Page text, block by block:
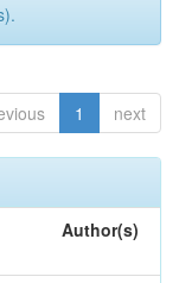
1 next
Author(s)